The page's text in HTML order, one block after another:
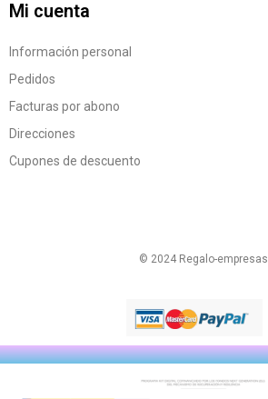
Mi cuenta
Información personal
Pedidos
Facturas por abono
Direcciones
Cupones de descuento
© 2024 Regalo-empresas